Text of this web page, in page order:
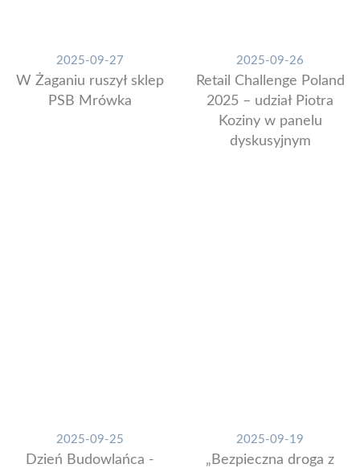
2025-09-27
W Żaganiu ruszył sklep
PSB Mrówka
2025-09-26
Retail Challenge Poland
2025 – udział Piotra
Koziny w panelu
dyskusyjnym
2025-09-25
Dzień Budowlańca -
2025-09-19
„Bezpieczna droga z